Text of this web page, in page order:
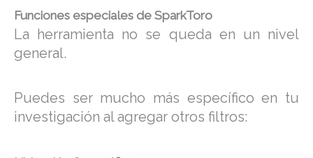
Funciones especiales de SparkToro
La herramienta no se queda en un nivel
general.
Puedes ser mucho más específico en tu
investigación al agregar otros filtros: